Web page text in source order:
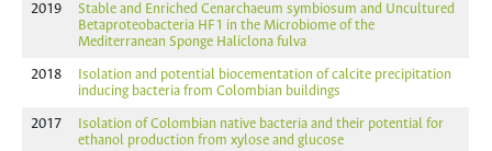
2019
Stable and Enriched Cenarchaeum symbiosum and Uncultured
Betaproteobacteria HF1 in the Microbiome of the
Mediterranean Sponge Haliclona fulva
2018
Isolation and potential biocementation of calcite precipitation
inducing bacteria from Colombian buildings
2017
Isolation of Colombian native bacteria and their potential for
ethanol production from xylose and glucose